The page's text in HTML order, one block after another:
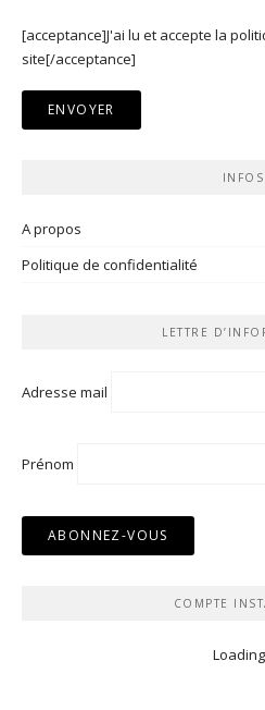
[acceptance]J'ai lu et accepte la
site[/acceptance]
INFOS
A propos
Politique de confidentialité
LETTRE
Adresse mail
Prénom
COMPTE